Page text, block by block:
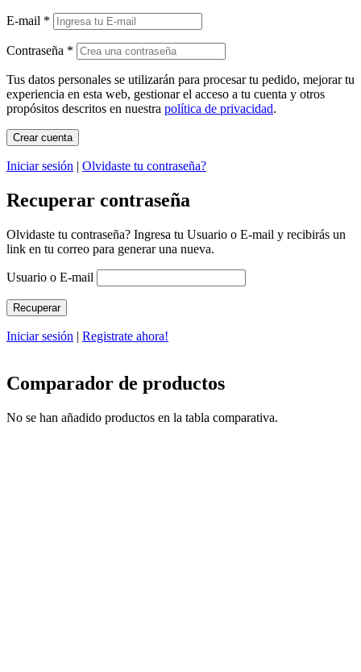
E-mail *
Contraseña *
Tus datos personales se utilizarán para procesar tu pedido, mejorar tu
experiencia en esta web, gestionar el acceso a tu cuenta y otros
propósitos descritos en nuestra política de privacidad.
Iniciar sesión | Olvidaste tu contraseña?
Recuperar contraseña
Olvidaste tu contraseña? Ingresa tu Usuario o E-mail y recibirás un
link en tu correo para generar una nueva.
Usuario o E-mail
Iniciar sesión | Registrate ahora!